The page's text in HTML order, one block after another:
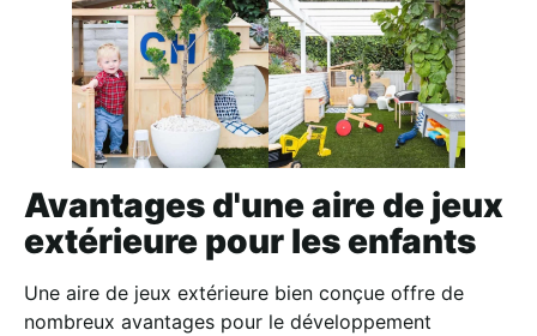
Avantages d'une aire de jeux
extérieure pour les enfants
Une aire de jeux extérieure bien conçue offre de
nombreux avantages pour le développement